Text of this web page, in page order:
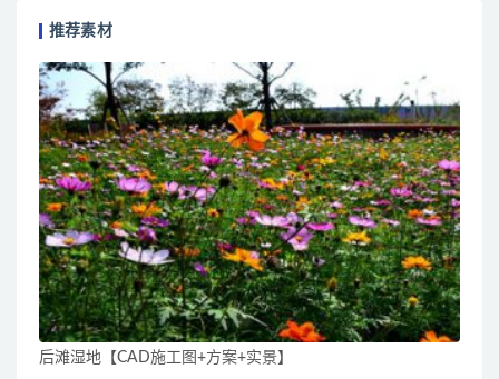
推荐素材
后滩湿地【CAD施工图+方案+实景】